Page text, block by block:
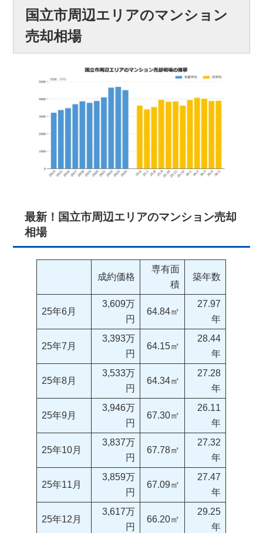
国立市周辺エリアのマンション
売却相場
最新！国立市周辺エリアのマンション売却
相場
成約価格
専有面
積
築年数
25年6月
3,609万
円
64.84㎡
27.97
年
25年7月
3,393万
円
64.15㎡
28.44
年
25年8月
3,533万
円
64.34㎡
27.28
年
25年9月
3,946万
円
67.30㎡
26.11
年
25年10月
3,837万
円
67.78㎡
27.32
年
25年11月
3,859万
円
67.09㎡
27.47
年
25年12月
3,617万
円
66.20㎡
29.25
年